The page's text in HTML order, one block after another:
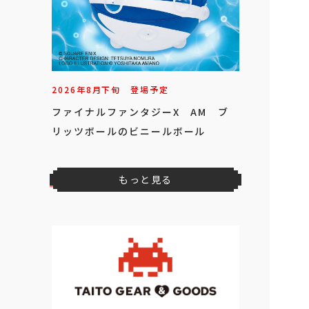
2026年8月下旬 登場予定
ファイナルファンタジーX AM ブ
リッツボールのビニールボール
もっと見る